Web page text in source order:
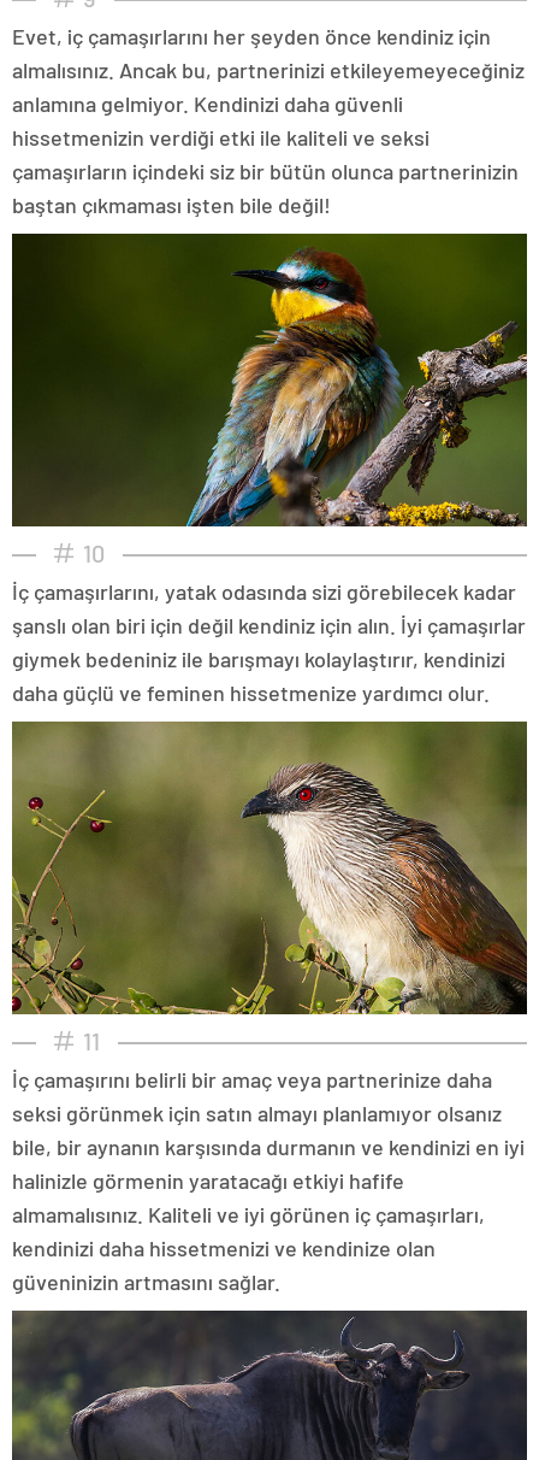
Evet, iç çamaşırlarını her şeyden önce kendiniz için
almalısınız. Ancak bu, partnerinizi etkileyemeyeceğiniz
anlamına gelmiyor. Kendinizi daha güvenli
hissetmenizin verdiği etki ile kaliteli ve seksi
çamaşırların içindeki siz bir bütün olunca partnerinizin
baştan çıkmaması işten bile değil!
10
İç çamaşırlarını, yatak odasında sizi görebilecek kadar
şanslı olan biri için değil kendiniz için alın. İyi çamaşırlar
giymek bedeniniz ile barışmayı kolaylaştırır, kendinizi
daha güçlü ve feminen hissetmenize yardımcı olur.
11
İç çamaşırını belirli bir amaç veya partnerinize daha
seksi görünmek için satın almayı planlamıyor olsanız
bile, bir aynanın karşısında durmanın ve kendinizi en iyi
halinizle görmenin yaratacağı etkiyi hafife
almamalısınız. Kaliteli ve iyi görünen iç çamaşırları,
kendinizi daha hissetmenizi ve kendinize olan
güveninizin artmasını sağlar.